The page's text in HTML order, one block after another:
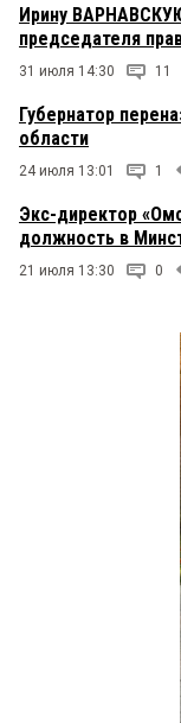
Ирину
председателя
31 июля 14:30 11
Губернатор
области
24 июля 13:01 1
Экс-директор
должность в
21 июля 13:30 0